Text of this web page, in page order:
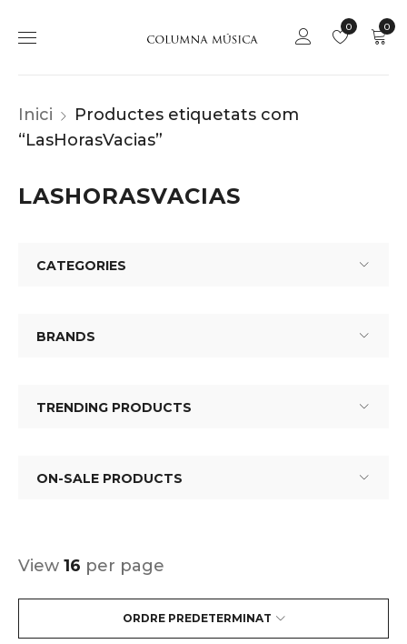
0
0
Inici
Productes etiquetats com
“LasHorasVacias”
LASHORASVACIAS
CATEGORIES
BRANDS
TRENDING PRODUCTS
ON-SALE PRODUCTS
ORDRE PREDETERMINAT
View 16 per page